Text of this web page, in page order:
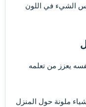
الشيء في اللون
يعزز من تعلمه
ملونة حول المنزل